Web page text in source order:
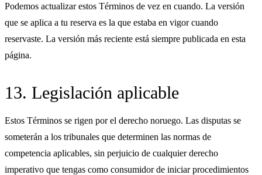
Podemos actualizar estos Términos de vez en cuando. La versión
que se aplica a tu reserva es la que estaba en vigor cuando
reservaste. La versión más reciente está siempre publicada en esta
página.
13. Legislación aplicable
Estos Términos se rigen por el derecho noruego. Las disputas se
someterán a los tribunales que determinen las normas de
competencia aplicables, sin perjuicio de cualquier derecho
imperativo que tengas como consumidor de iniciar procedimientos